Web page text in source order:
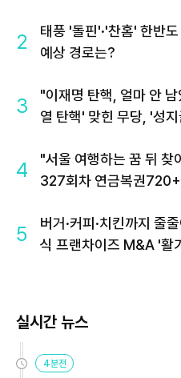
2
태풍 '돌핀'·'찬홈' 한반
예상 경로는?
3
"이재명 탄핵, 얼마 안
열 탄핵' 맞힌 무당, '성
4
"서울 여행하는 꿈 뒤 찾
327회차 연금복권720+
5
버거·커피·치킨까지 줄
식 프랜차이즈 M&A '활
실시간 뉴스
4분전